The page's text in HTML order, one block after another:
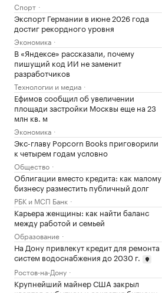
Спорт
Экспорт Германии в июне 2026 года
достиг рекордного уровня
Экономика
В «Яндексе» рассказали, почему
пишущий код ИИ не заменит
разработчиков
Технологии и медиа
Ефимов сообщил об увеличении
площади застройки Москвы еще на 23
млн кв. м
Экономика
Экс-главу Popcorn Books приговорили
к четырем годам условно
Общество
Облигации вместо кредита: как малому
бизнесу разместить публичный долг
РБК и МСП Банк
Карьера женщины: как найти баланс
между работой и семьей
Образование
На Дону привлекут кредит для ремонта
систем водоснабжения до 2030 г.
Ростов-на-Дону
Крупнейший майнер США закрыл